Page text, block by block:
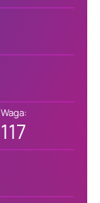
Waga:
117